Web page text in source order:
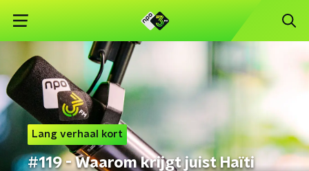
Lang verhaal kort
#119 - Waarom krijgt juist Haïti